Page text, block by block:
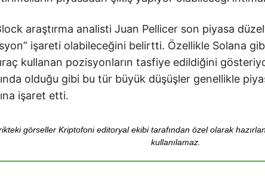
araştırma analisti Juan Pellicer son piyasa
işareti olabileceğini belirtti. Özellikle Solana
kullanan pozisyonların tasfiye edildiğini
olduğu gibi bu tür büyük düşüşler genellikle
işaret etti.
görseller Kriptofoni editoryal ekibi tarafından özel olarak
kullanılamaz.